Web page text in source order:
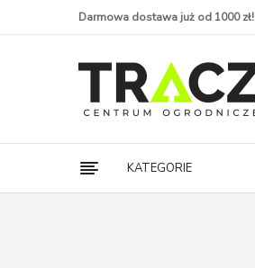
Darmowa dostawa już od 1000 zł!
KATEGORIE